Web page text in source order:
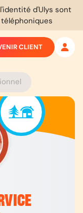
d'Ulys sont
CLIENT